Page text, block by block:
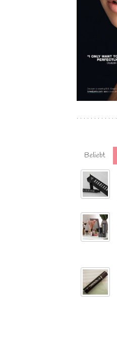
Beliebt